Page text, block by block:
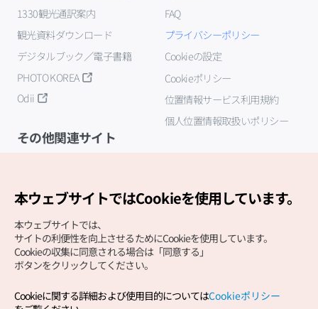
1330観光通訳案内
観光資料ダウンロード
デジタルブック／電子書籍
PHOTO KOREA
Odii
FAQ
プライバシーポリシー
Cookieの設定
Cookieポリシー
位置情報サービス利用規約
個人位置情報取扱いポリシー
その他関連サイト
Copyright (c) Korea Tourism Organization All Rights
本ウェブサイトではCookieを使用しています。
本ウェブサイトでは、
サイトの利便性を向上させるためにCookieを使用しています。
Cookieの収集に同意される場合は「同意する」
ボタンをクリックしてください。
Cookieに関する詳細および使用目的についてはCookieポリシー